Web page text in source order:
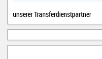
unserer Transferdienstpartner